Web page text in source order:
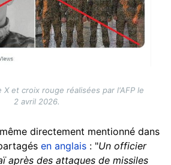
X et croix rouge réalisées par l'AFP le
2 avril 2026.
directement mentionné dans
en anglais : "Un officier
après des attaques de missiles